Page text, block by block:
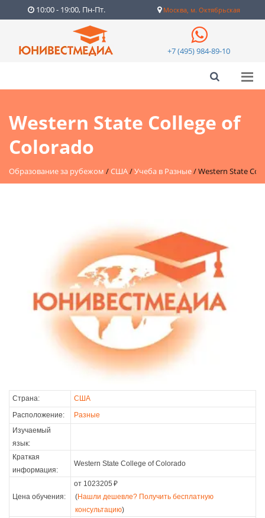
10:00 - 19:00, Пн-Пт. Москва, м. Октябрьская
+7 (495) 984-89-10
Western State College of
Colorado
Образование за рубежом /США/Учеба в Разные/Western State
Страна:
США
Расположение:
Разные
Изучаемый
язык:
Краткая
информация:
Western State College of Colorado
Цена обучения:
от 1023205 ₽
(Нашли дешевле? Получить бесплатную
консультацию)